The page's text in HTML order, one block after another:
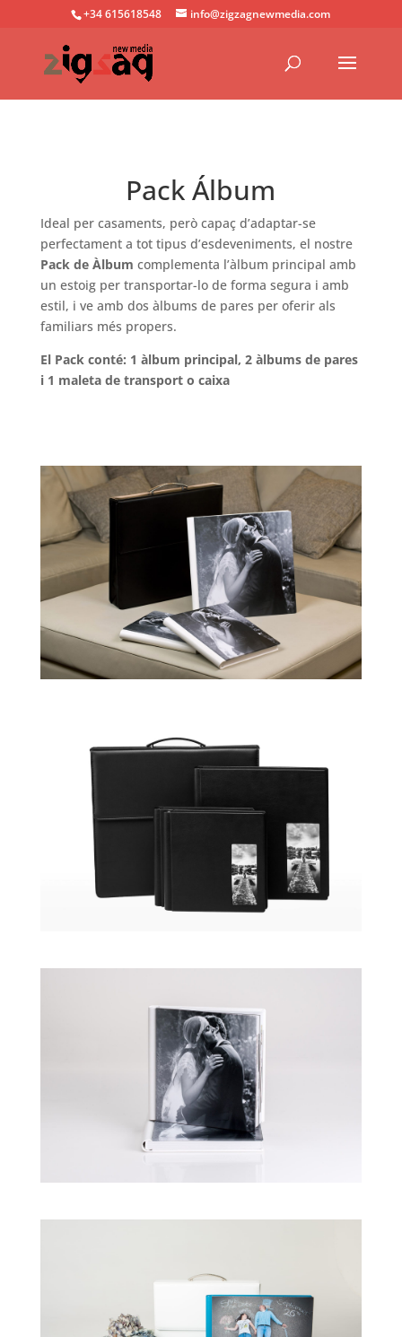
+34 615618548 info@zigzagnewmedia.com
Pack Álbum
Ideal per casaments, però capaç d’adaptar-se
perfectament a tot tipus d’esdeveniments, el nostre
Pack de Àlbum complementa l’àlbum principal amb
un estoig per transportar-lo de forma segura i amb
estil, i ve amb dos àlbums de pares per oferir als
familiars més propers.
El Pack conté: 1 àlbum principal, 2 àlbums de pares
i 1 maleta de transport o caixa